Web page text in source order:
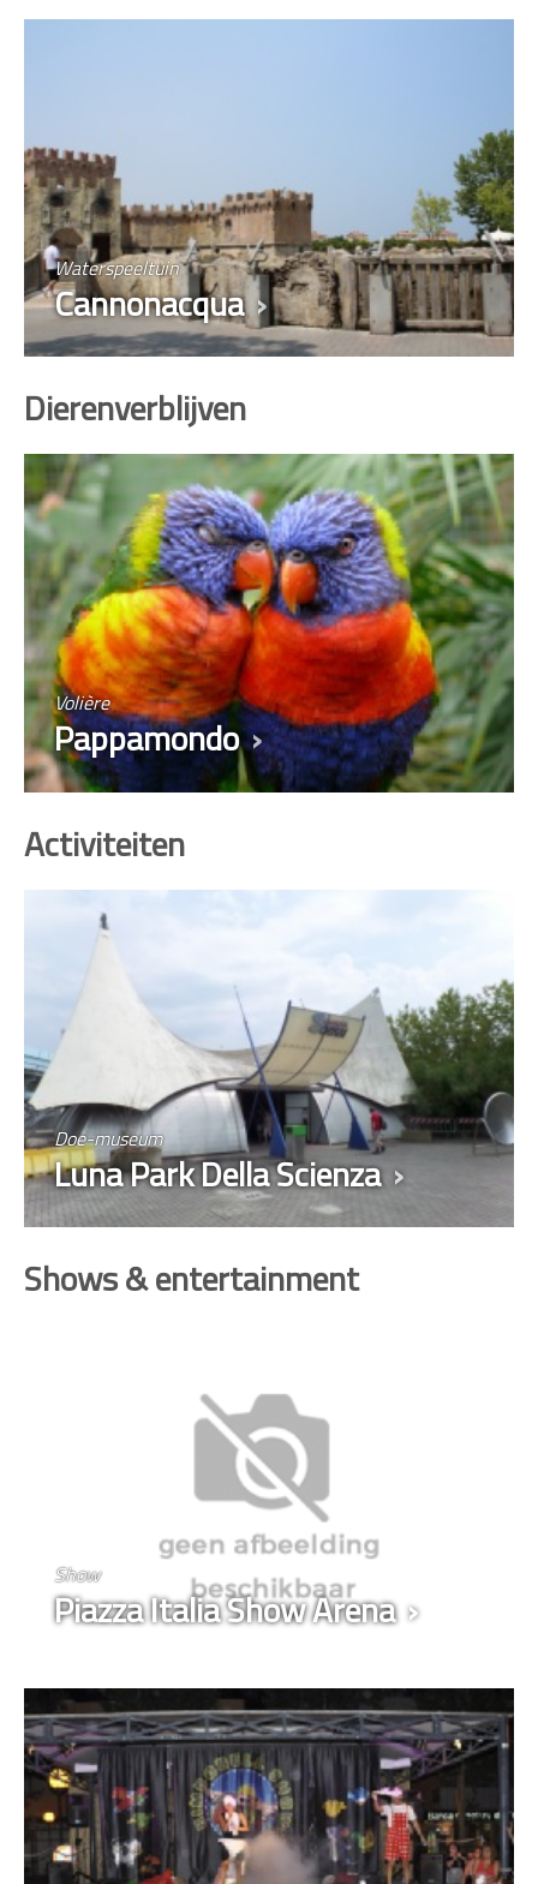
Waterspeeltuin
Cannonacqua
Dierenverblijven
Volière
Pappamondo
Activiteiten
Doe-museum
Luna Park Della Scienza
Shows & entertainment
Show
Piazza Italia Show Arena